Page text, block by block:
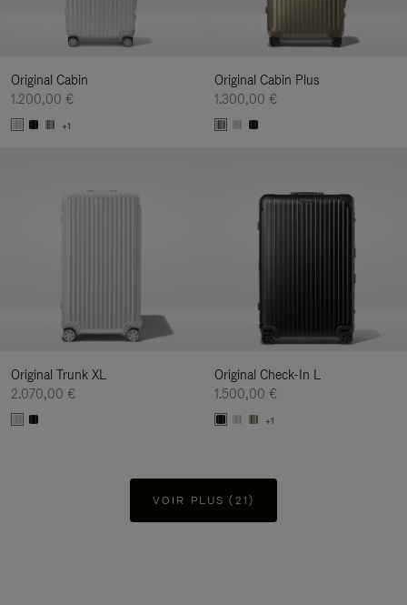
Original Cabin
1.200,00 €
+1
Original Cabin Plus
1.300,00 €
Original Trunk XL
2.070,00 €
Original Check-In L
1.500,00 €
+1
VOIR PLUS (21)